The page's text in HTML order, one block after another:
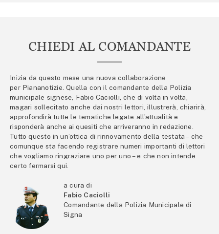
CHIEDI AL COMANDANTE
Inizia da questo mese una nuova collaborazione
per Piananotizie. Quella con il comandante della Polizia
municipale signese, Fabio Caciolli, che di volta in volta,
magari sollecitato anche dai nostri lettori, illustrerà, chiarirà,
approfondirà tutte le tematiche legate all’attualità e
risponderà anche ai quesiti che arriveranno in redazione.
Tutto questo in un’ottica di rinnovamento della testata – che
comunque sta facendo registrare numeri importanti di lettori
che vogliamo ringraziare uno per uno – e che non intende
certo fermarsi qui.
a cura di
Fabio Caciolli
Comandante della Polizia Municipale di
Signa